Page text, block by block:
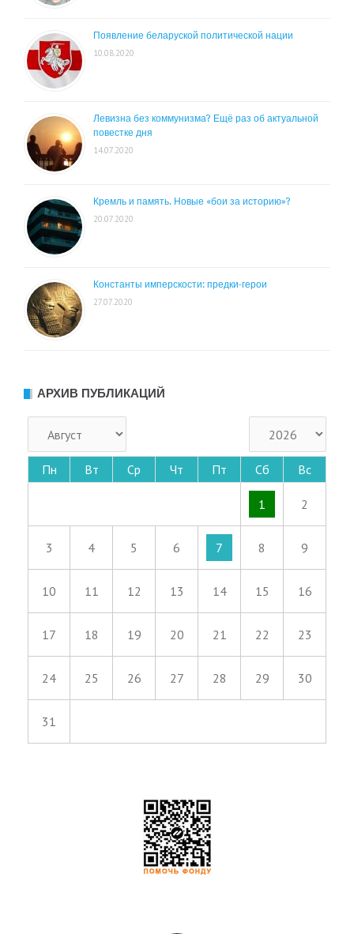
Появление беларуской политической нации
10.08.2020
Левизна без коммунизма? Ещё раз об актуальной
повестке дня
14.07.2020
Кремль и память. Новые «бои за историю»?
20.07.2020
Константы имперскости: предки-герои
27.07.2020
АРХИВ ПУБЛИКАЦИЙ
Пн Вт Ср Чт Пт Сб Вс
1 2
3 4 5 6 7 8 9
10 11 12 13 14 15 16
17 18 19 20 21 22 23
24 25 26 27 28 29 30
31